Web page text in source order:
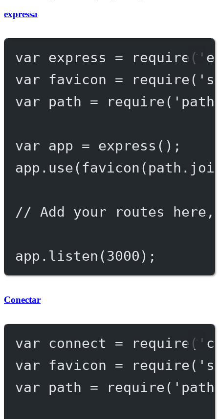
expressa
var express = require (
var favicon = require(
var path = require(
var app = express ();
app. use( favicon (path.
// Add your routes
app. listen (3000 );
Conectar
var connect = require (
var favicon = require(
var path = require(